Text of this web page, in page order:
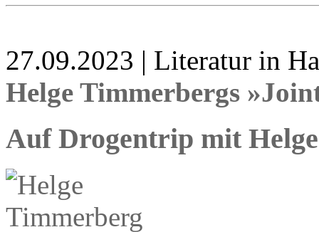
27.09.2023 | Literatur in
Helge Timmerbergs
Auf Drogentrip mit Helge